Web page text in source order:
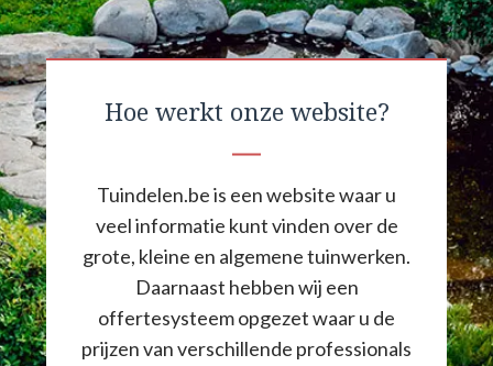
Hoe werkt onze website?
Tuindelen.be is een website waar u
veel informatie kunt vinden over de
grote, kleine en algemene tuinwerken.
Daarnaast hebben wij een
offertesysteem opgezet waar u de
prijzen van verschillende professionals